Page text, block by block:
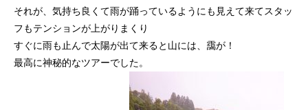
それが、気持ち良くて雨が踊っているようにも見えて来てスタッ
フもテンションが上がりまくり
すぐに雨も止んで太陽が出て来ると山には、靄が！
最高に神秘的なツアーでした。